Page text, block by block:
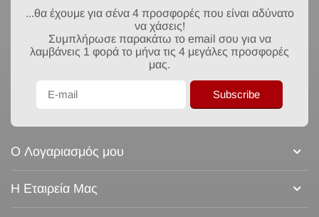
...θα έχουμε για σένα 4 προσφορές που είναι αδύνατο
να χάσεις!
Συμπλήρωσε παρακάτω το email σου για να
λαμβάνεις 1 φορά το μήνα τις 4 μεγάλες προσφορές
μας.
Subscribe
Ο Λογαριασμός μου
Η Εταιρεία Μας